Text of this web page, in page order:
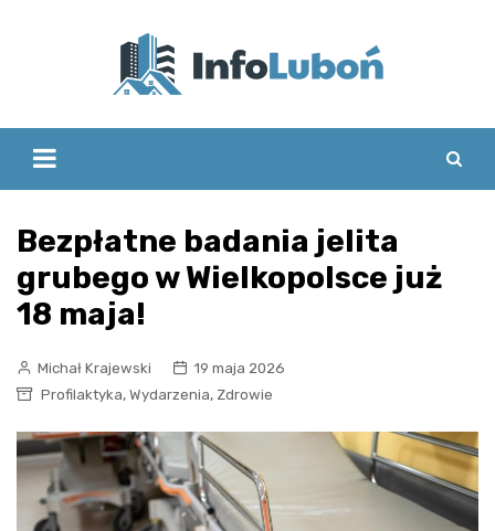
Bezpłatne badania jelita
grubego w Wielkopolsce już
18 maja!
Michał Krajewski
19 maja 2026
Profilaktyka, Wydarzenia, Zdrowie